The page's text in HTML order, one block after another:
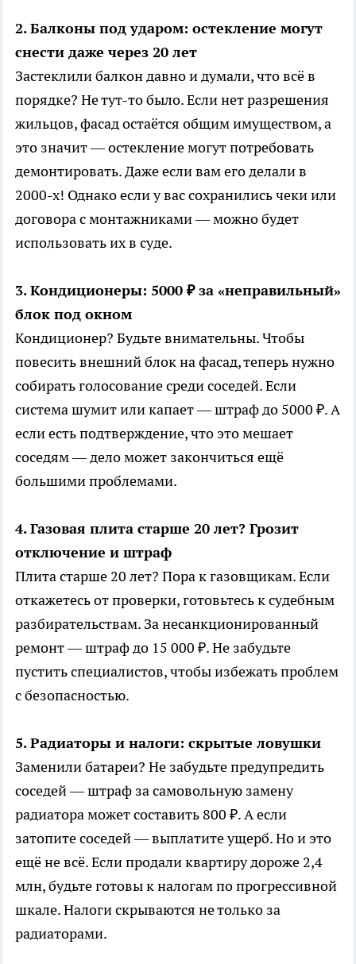
2. Балконы под ударом: остекление могут
снести даже через 20 лет
Застеклили балкон давно и думали, что всё в
порядке? Не тут-то было. Если нет разрешения
жильцов, фасад остаётся общим имуществом, а
это значит — остекление могут потребовать
демонтировать. Даже если вам его делали в
2000-х! Однако если у вас сохранились чеки или
договора с монтажниками — можно будет
использовать их в суде.
3. Кондиционеры: 5000 ₽ за «неправильный»
блок под окном
Кондиционер? Будьте внимательны. Чтобы
повесить внешний блок на фасад, теперь нужно
собирать голосование среди соседей. Если
система шумит или капает — штраф до 5000 ₽. А
если есть подтверждение, что это мешает
соседям — дело может закончиться ещё
большими проблемами.
4. Газовая плита старше 20 лет? Грозит
отключение и штраф
Плита старше 20 лет? Пора к газовщикам. Если
откажетесь от проверки, готовьтесь к судебным
разбирательствам. За несанкционированный
ремонт — штраф до 15 000 ₽. Не забудьте
пустить специалистов, чтобы избежать проблем
с безопасностью.
5. Радиаторы и налоги: скрытые ловушки
Заменили батареи? Не забудьте предупредить
соседей — штраф за самовольную замену
радиатора может составить 800 ₽. А если
затопите соседей — выплатите ущерб. Но и это
ещё не всё. Если продали квартиру дороже 2,4
млн, будьте готовы к налогам по прогрессивной
шкале. Налоги скрываются не только за
радиаторами.